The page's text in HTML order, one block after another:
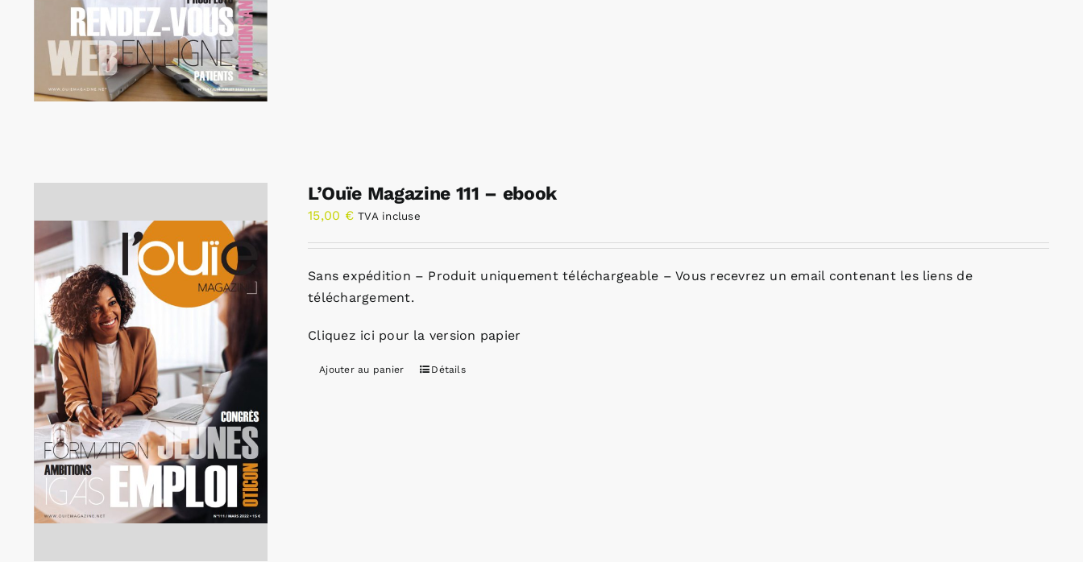
L’Ouïe Magazine 111 – ebook
15,00 € TVA incluse
Sans expédition – Produit uniquement téléchargeable – Vous recevrez un email contenant les liens de
téléchargement.
Cliquez ici pour la version papier
Ajouter au panier Détails